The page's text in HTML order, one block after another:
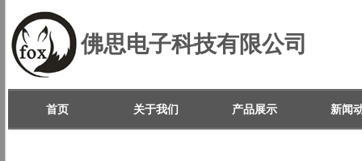
佛思电子科技有限公司
首页 关于我们 产品展示 新闻